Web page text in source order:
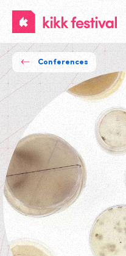
KIKK
Festival
Conferences